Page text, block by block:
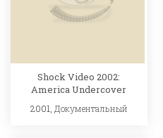
Shock Video 2002:
America Undercover
2001, Документальный